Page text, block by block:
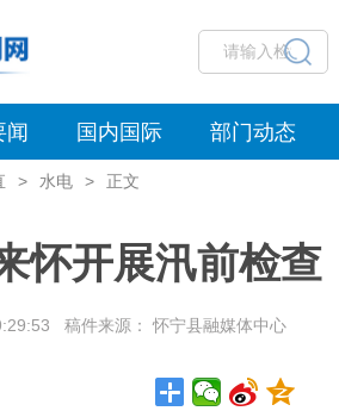
闻 国内国际 部门动态
> 水电 > 正文
怀开展汛前检查
稿件来源： 怀宁县融媒体中心